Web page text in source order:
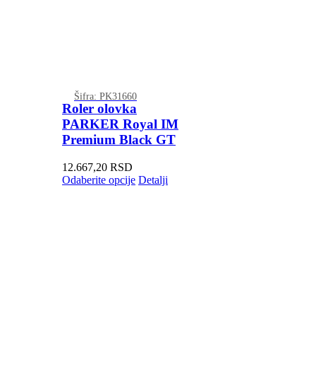
Šifra: PK31660
Roler olovka
PARKER Royal IM
Premium Black GT
12.667,20 RSD
Odaberite opcije Detalji